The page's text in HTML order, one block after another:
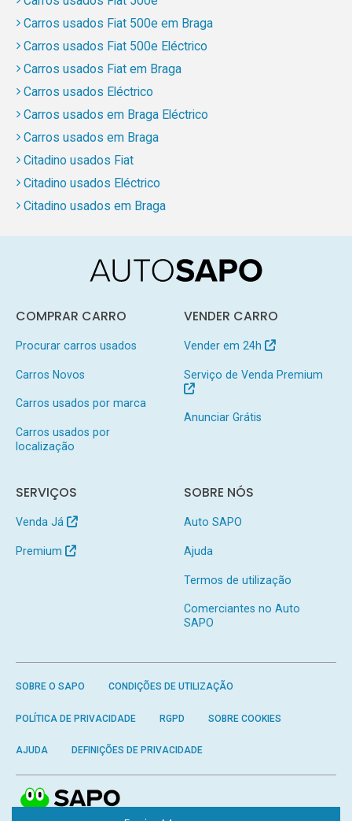
Carros usados Fiat 500e em Braga
Carros usados Fiat 500e Eléctrico
Carros usados Fiat em Braga
Carros usados Eléctrico
Carros usados em Braga Eléctrico
Carros usados em Braga
Citadino usados Fiat
Citadino usados Eléctrico
Citadino usados em Braga
COMPRAR CARRO
Procurar carros usados
Carros Novos
Carros usados por marca
Carros usados por
localização
VENDER CARRO
Vender em 24h
Serviço de Venda Premium
Anunciar Grátis
SERVIÇOS
Venda Já
Premium
SOBRE NÓS
Auto SAPO
Ajuda
Termos de utilização
Comerciantes no Auto
SAPO
SOBRE O SAPO CONDIÇÕES DE UTILIZAÇÃO
POLÍTICA DE PRIVACIDADE RGPD SOBRE COOKIES
AJUDA DEFINIÇÕES DE PRIVACIDADE